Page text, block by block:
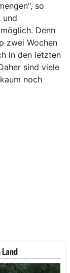
so
und
Denn
zwei Wochen
in den letzten
sind viele
noch